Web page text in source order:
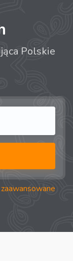
Polskie
zaawansowane